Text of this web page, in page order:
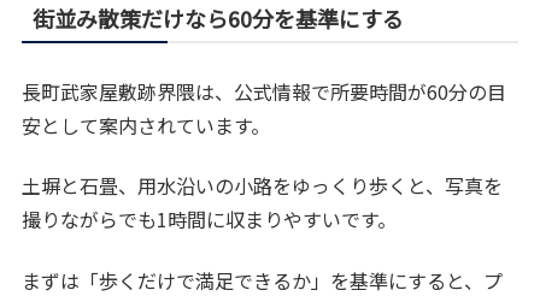
街並み散策だけなら60分を基準にする
長町武家屋敷跡界隈は、公式情報で所要時間が60分の目
安として案内されています。
土塀と石畳、用水沿いの小路をゆっくり歩くと、写真を
撮りながらでも1時間に収まりやすいです。
まずは「歩くだけで満足できるか」を基準にすると、プ